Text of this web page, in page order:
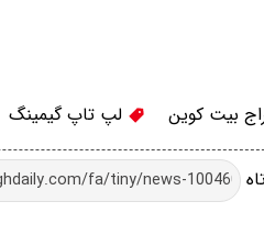
بیت کوین لپ تاپ گیمینگ